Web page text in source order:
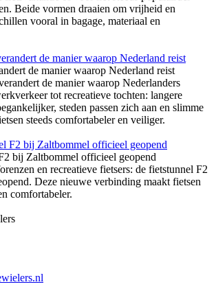
Beide vormen draaien om vrijheid en
vooral in bagage, materiaal en
de manier waarop Nederland reist
de manier waarop Nederlanders
tot recreatieve tochten: langere
steden passen zich aan en slimme
steeds comfortabeler en veiliger.
bij Zaltbommel officieel geopend
en recreatieve fietsers: de fietstunnel F2
Deze nieuwe verbinding maakt fietsen
comfortabeler.